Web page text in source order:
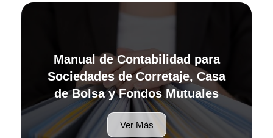
Manual de Contabilidad para
Sociedades de Corretaje, Casa
de Bolsa y Fondos Mutuales
Ver Más